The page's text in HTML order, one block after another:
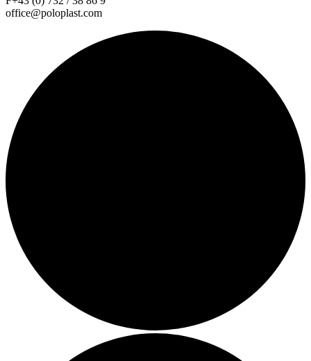
office@poloplast.com